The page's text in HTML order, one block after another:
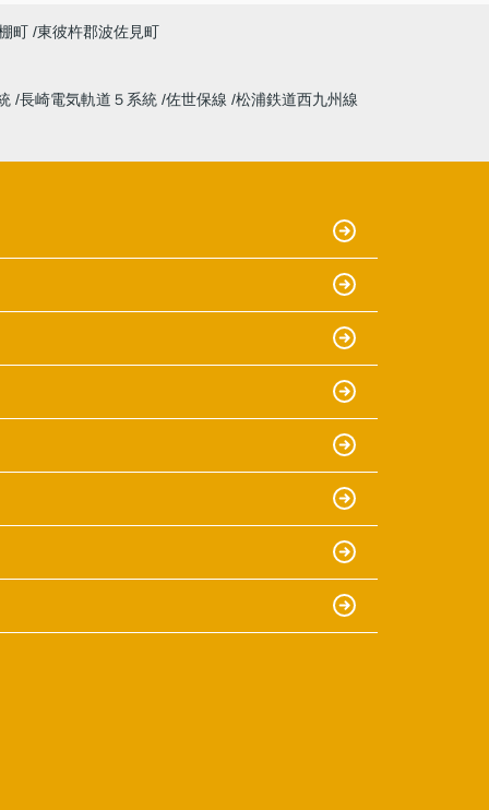
町 東彼杵郡波佐見町
長崎電気軌道５系統 佐世保線 松浦鉄道西九州線